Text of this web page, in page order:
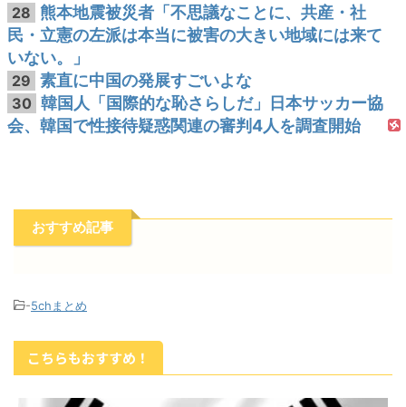
28 熊本地震被災者「不思議なことに、共産・社
民・立憲の左派は本当に被害の大きい地域には来て
いない。」
29 素直に中国の発展すごいよな
30 韓国人「国際的な恥さらしだ」日本サッカー協
会、韓国で性接待疑惑関連の審判4人を調査開始
おすすめ記事
-5chまとめ
こちらもおすすめ！